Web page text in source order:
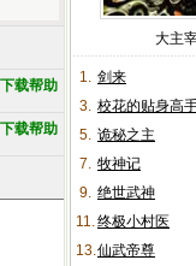
载帮助
载帮助
大主
1. 剑来
3. 校花的贴身高
5. 诡秘之主
7. 牧神记
9. 绝世武神
11.终极小村医
13.仙武帝尊